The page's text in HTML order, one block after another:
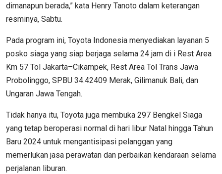
dimanapun berada,” kata Henry Tanoto dalam keterangan
resminya, Sabtu.
Pada program ini, Toyota Indonesia menyediakan layanan 5
posko siaga yang siap berjaga selama 24 jam di i Rest Area
Km 57 Tol Jakarta–Cikampek, Rest Area Tol Trans Jawa
Probolinggo, SPBU 34.42409 Merak, Gilimanuk Bali, dan
Ungaran Jawa Tengah.
Tidak hanya itu, Toyota juga membuka 297 Bengkel Siaga
yang tetap beroperasi normal di hari libur Natal hingga Tahun
Baru 2024 untuk mengantisipasi pelanggan yang
memerlukan jasa perawatan dan perbaikan kendaraan selama
perjalanan liburan.